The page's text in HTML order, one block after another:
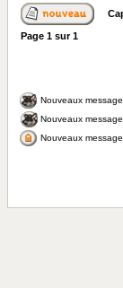
Page 1 sur1
Nouveaux
Nouveaux
Nouveaux